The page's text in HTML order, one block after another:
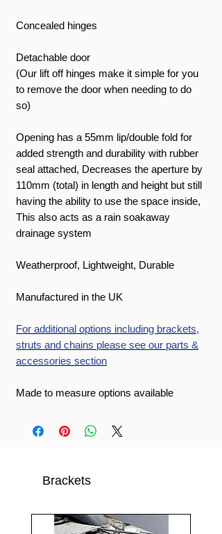
Concealed hinges
Detachable door
(Our lift off hinges make it simple for you
to remove the door when needing to do
so)
Opening has a 55mm lip/double fold for
added strength and durability with rubber
seal attached, Decreases the aperture by
110mm (total) in length and height but still
having the ability to use the space inside,
This also acts as a rain soakaway
drainage system
Weatherproof, Lightweight, Durable
Manufactured in the UK
For additional options including brackets,
struts and chains please see our parts &
accessories section
Made to measure options available
Brackets